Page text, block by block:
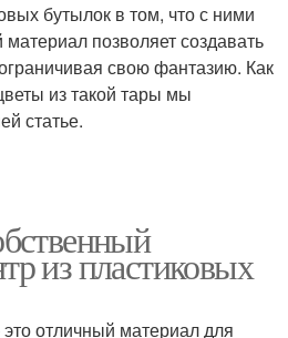
бутылок в том, что с ними
материал позволяет создавать
свою фантазию. Как
из такой тары мы
статье.
из пластиковых
отличный материал для